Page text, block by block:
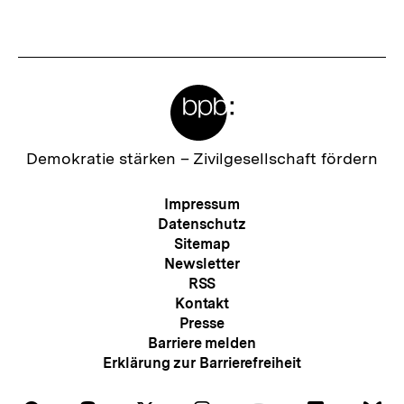
h
Zur
Demokratie stärken – Zivilgesellschaft fördern
Meta-
Navigation
Impressum
Datenschutz
Sitemap
Newsletter
RSS
Kontakt
Presse
Barriere melden
Erklärung zur Barrierefreiheit